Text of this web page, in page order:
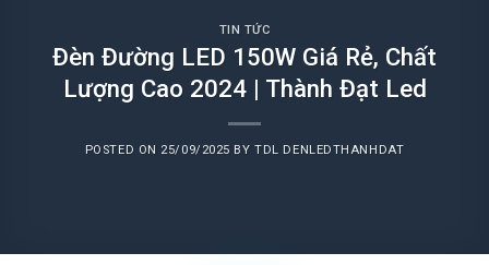
TIN TỨC
Đèn Đường LED 150W Giá Rẻ, Chất
Lượng Cao 2024 | Thành Đạt Led
POSTED ON 25/09/2025 BYTDL DENLEDTHANHDAT